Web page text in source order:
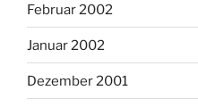
Februar 2002
Januar 2002
Dezember 2001